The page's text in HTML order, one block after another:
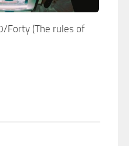
Forty (The rules of